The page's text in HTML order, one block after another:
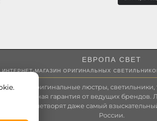
ЕВРОПА СВЕТ
ИНТЕРНЕТ-МАГАЗИН ОРИГИНАЛЬНЫХ
оригинальные люстры,
гарантия от ведущих брендов.
удовлетворят даже самый
России.